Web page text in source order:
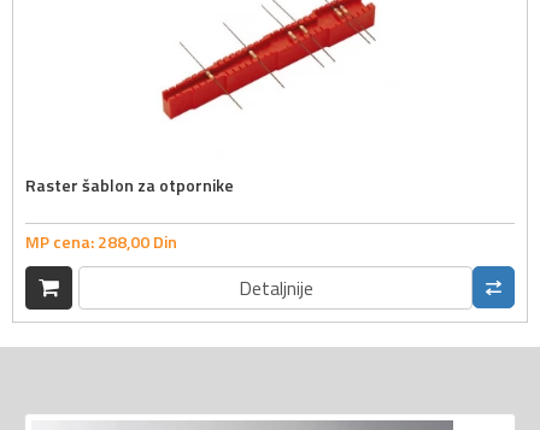
Raster šablon za otpornike
MP cena:288,00Din
Detaljnije